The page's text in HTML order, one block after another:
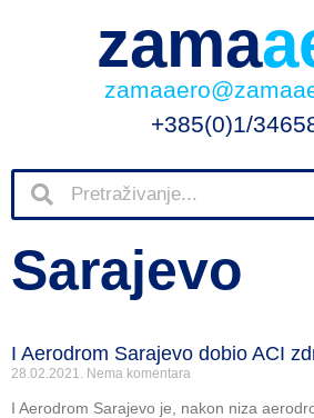
zama
+385(0)1/
Sarajevo
I Aerodrom Sarajevo dobio ACI
28.02.2021. Nema komentara
I Aerodrom Sarajevo je, nakon niza